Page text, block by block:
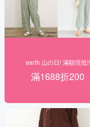
earth 山の日! 滿額現抵!!
滿1688折200